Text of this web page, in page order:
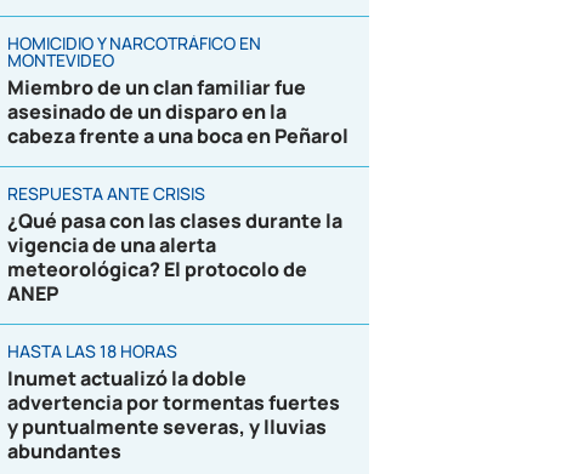
HOMICIDIO Y NARCOTRÁFICO EN
MONTEVIDEO
Miembro de un clan familiar fue
asesinado de un disparo en la
cabeza frente a una boca en Peñarol
RESPUESTA ANTE CRISIS
¿Qué pasa con las clases durante la
vigencia de una alerta
meteorológica? El protocolo de
ANEP
HASTA LAS 18 HORAS
Inumet actualizó la doble
advertencia por tormentas fuertes
y puntualmente severas, y lluvias
abundantes